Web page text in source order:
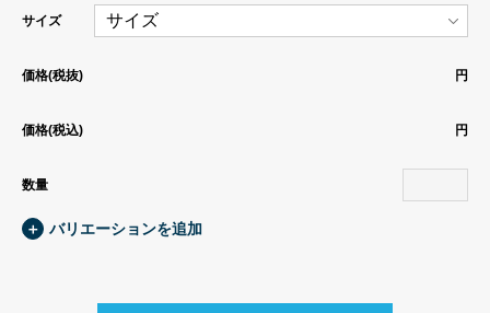
サイズ
価格(税抜) 円
価格(税込) 円
数量
＋ バリエーションを追加